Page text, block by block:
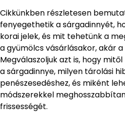
Cikkünkben részletesen
fenyegethetik a sárgadinnyét,
korai jelek, és mit tehetünk a
a gyümölcs vásárlásakor, akár
Megválaszoljuk azt is, hogy
a sárgadinnye, milyen tárolási
penészesedéshez, és miként
módszerekkel
frissességét.